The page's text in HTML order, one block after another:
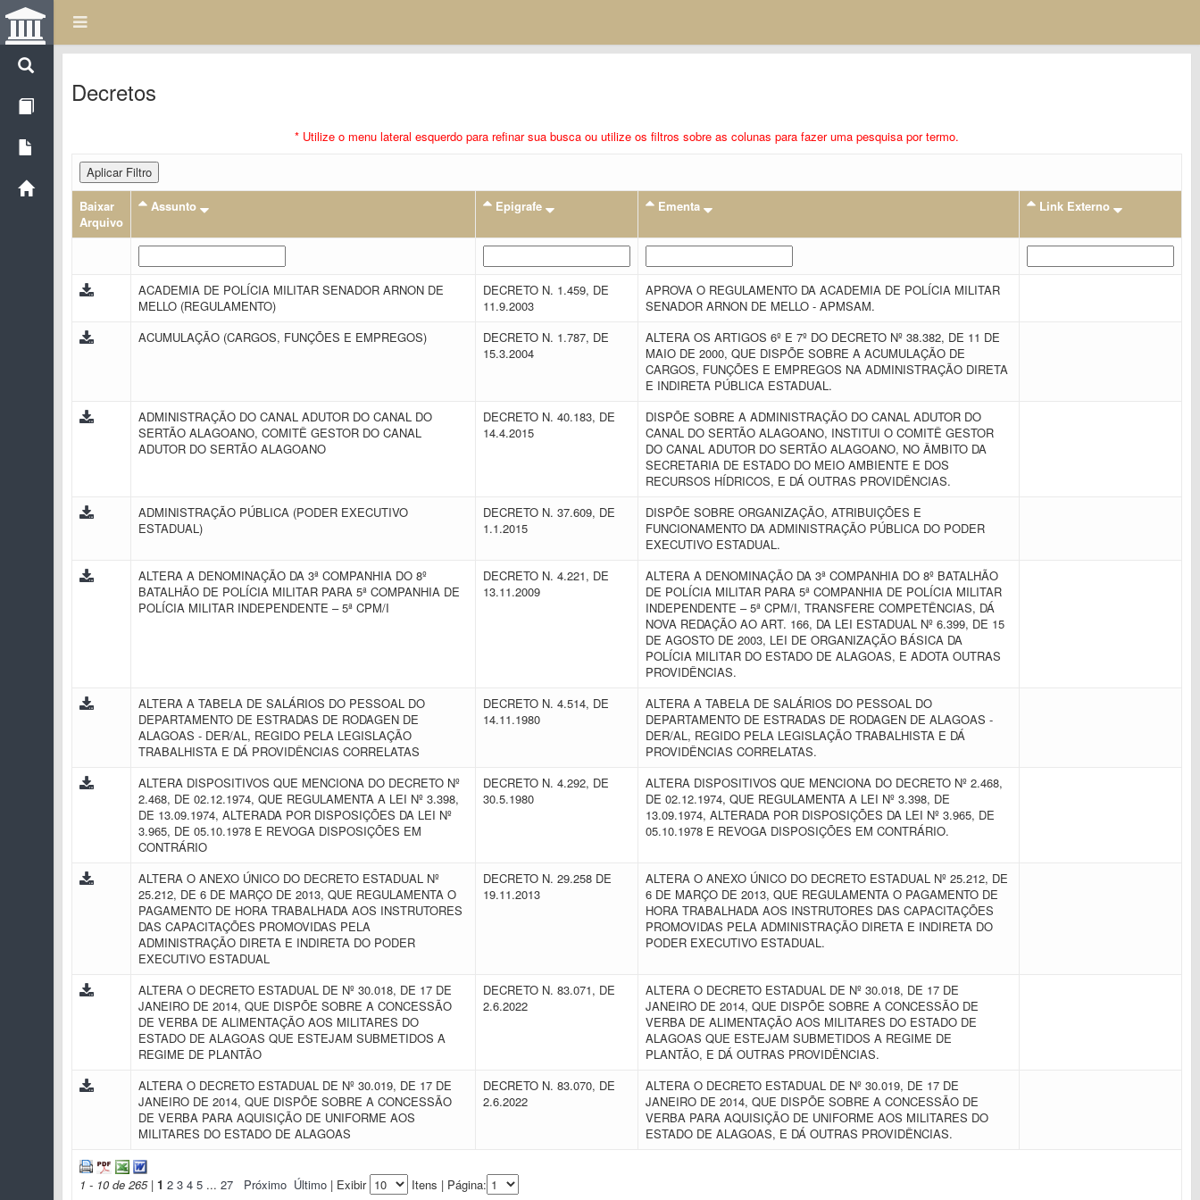
Decretos
* Utilize o menu lateral esquerdo para refinar sua busca ou utilize os filtros sobre as colunas para fazer uma pesquisa por termo.
Aplicar Filtro
Baixar
Arquivo
Assunto Epigrafe Ementa Link Externo
ACADEMIA DE POLÍCIA MILITAR SENADOR ARNON DE
MELLO (REGULAMENTO)
DECRETO N. 1.459, DE
11.9.2003
APROVA O REGULAMENTO DA ACADEMIA DE POLÍCIA MILITAR
SENADOR ARNON DE MELLO - APMSAM.
ACUMULAÇÃO (CARGOS, FUNÇÕES E EMPREGOS)
DECRETO N. 1.787, DE
15.3.2004
ALTERA OS ARTIGOS 6º E 7º DO DECRETO Nº 38.382, DE 11 DE
MAIO DE 2000, QUE DISPÕE SOBRE A ACUMULAÇÃO DE
CARGOS, FUNÇÕES E EMPREGOS NA ADMINISTRAÇÃO DIRETA
E INDIRETA PÚBLICA ESTADUAL.
ADMINISTRAÇÃO DO CANAL ADUTOR DO CANAL DO
SERTÃO ALAGOANO, COMITÊ GESTOR DO CANAL
ADUTOR DO SERTÃO ALAGOANO
DECRETO N. 40.183, DE
14.4.2015
DISPÕE SOBRE A ADMINISTRAÇÃO DO CANAL ADUTOR DO
CANAL DO SERTÃO ALAGOANO, INSTITUI O COMITÊ GESTOR
DO CANAL ADUTOR DO SERTÃO ALAGOANO, NO ÂMBITO DA
SECRETARIA DE ESTADO DO MEIO AMBIENTE E DOS
RECURSOS HÍDRICOS, E DÁ OUTRAS PROVIDÊNCIAS.
ADMINISTRAÇÃO PÚBLICA (PODER EXECUTIVO
ESTADUAL)
DECRETO N. 37.609, DE
1.1.2015
DISPÕE SOBRE ORGANIZAÇÃO, ATRIBUIÇÕES E
FUNCIONAMENTO DA ADMINISTRAÇÃO PÚBLICA DO PODER
EXECUTIVO ESTADUAL.
ALTERA A DENOMINAÇÃO DA 3ª COMPANHIA DO 8º
BATALHÃO DE POLÍCIA MILITAR PARA 5ª COMPANHIA DE
POLÍCIA MILITAR INDEPENDENTE – 5ª CPM/I
DECRETO N. 4.221, DE
13.11.2009
ALTERA A DENOMINAÇÃO DA 3ª COMPANHIA DO 8º BATALHÃO
DE POLÍCIA MILITAR PARA 5ª COMPANHIA DE POLÍCIA MILITAR
INDEPENDENTE – 5ª CPM/I, TRANSFERE COMPETÊNCIAS, DÁ
NOVA REDAÇÃO AO ART. 166, DA LEI ESTADUAL Nº 6.399, DE 15
DE AGOSTO DE 2003, LEI DE ORGANIZAÇÃO BÁSICA DA
POLÍCIA MILITAR DO ESTADO DE ALAGOAS, E ADOTA OUTRAS
PROVIDÊNCIAS.
ALTERA A TABELA DE SALÁRIOS DO PESSOAL DO
DEPARTAMENTO DE ESTRADAS DE RODAGEN DE
ALAGOAS - DER/AL, REGIDO PELA LEGISLAÇÃO
TRABALHISTA E DÁ PROVIDÊNCIAS CORRELATAS
DECRETO N. 4.514, DE
14.11.1980
ALTERA A TABELA DE SALÁRIOS DO PESSOAL DO
DEPARTAMENTO DE ESTRADAS DE RODAGEN DE ALAGOAS -
DER/AL, REGIDO PELA LEGISLAÇÃO TRABALHISTA E DÁ
PROVIDÊNCIAS CORRELATAS.
ALTERA DISPOSITIVOS QUE MENCIONA DO DECRETO Nº
2.468, DE 02.12.1974, QUE REGULAMENTA A LEI Nº 3.398,
DE 13.09.1974, ALTERADA POR DISPOSIÇÕES DA LEI Nº
3.965, DE 05.10.1978 E REVOGA DISPOSIÇÕES EM
CONTRÁRIO
DECRETO N. 4.292, DE
30.5.1980
ALTERA DISPOSITIVOS QUE MENCIONA DO DECRETO Nº 2.468,
DE 02.12.1974, QUE REGULAMENTA A LEI Nº 3.398, DE
13.09.1974, ALTERADA POR DISPOSIÇÕES DA LEI Nº 3.965, DE
05.10.1978 E REVOGA DISPOSIÇÕES EM CONTRÁRIO.
ALTERA O ANEXO ÚNICO DO DECRETO ESTADUAL Nº
25.212, DE 6 DE MARÇO DE 2013, QUE REGULAMENTA O
PAGAMENTO DE HORA TRABALHADA AOS INSTRUTORES
DAS CAPACITAÇÕES PROMOVIDAS PELA
ADMINISTRAÇÃO DIRETA E INDIRETA DO PODER
EXECUTIVO ESTADUAL
DECRETO N. 29.258 DE
19.11.2013
ALTERA O ANEXO ÚNICO DO DECRETO ESTADUAL Nº 25.212, DE
6 DE MARÇO DE 2013, QUE REGULAMENTA O PAGAMENTO DE
HORA TRABALHADA AOS INSTRUTORES DAS CAPACITAÇÕES
PROMOVIDAS PELA ADMINISTRAÇÃO DIRETA E INDIRETA DO
PODER EXECUTIVO ESTADUAL.
ALTERA O DECRETO ESTADUAL DE Nº 30.018, DE 17 DE
JANEIRO DE 2014, QUE DISPÕE SOBRE A CONCESSÃO
DE VERBA DE ALIMENTAÇÃO AOS MILITARES DO
ESTADO DE ALAGOAS QUE ESTEJAM SUBMETIDOS A
REGIME DE PLANTÃO
DECRETO N. 83.071, DE
2.6.2022
ALTERA O DECRETO ESTADUAL DE Nº 30.018, DE 17 DE
JANEIRO DE 2014, QUE DISPÕE SOBRE A CONCESSÃO DE
VERBA DE ALIMENTAÇÃO AOS MILITARES DO ESTADO DE
ALAGOAS QUE ESTEJAM SUBMETIDOS A REGIME DE
PLANTÃO, E DÁ OUTRAS PROVIDÊNCIAS.
ALTERA O DECRETO ESTADUAL DE Nº 30.019, DE 17 DE
JANEIRO DE 2014, QUE DISPÕE SOBRE A CONCESSÃO
DE VERBA PARA AQUISIÇÃO DE UNIFORME AOS
MILITARES DO ESTADO DE ALAGOAS
DECRETO N. 83.070, DE
2.6.2022
ALTERA O DECRETO ESTADUAL DE Nº 30.019, DE 17 DE
JANEIRO DE 2014, QUE DISPÕE SOBRE A CONCESSÃO DE
VERBA PARA AQUISIÇÃO DE UNIFORME AOS MILITARES DO
ESTADO DE ALAGOAS, E DÁ OUTRAS PROVIDÊNCIAS.
1 - 10 de 265| 1 2 3 4 5 ... 27 Próximo Último | Exibir Itens | Página: